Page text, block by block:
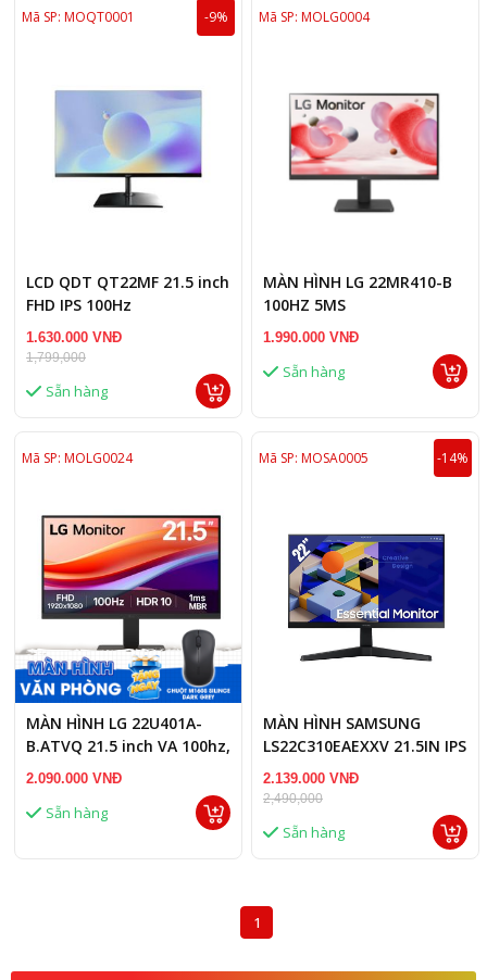
Mã SP: MOQT0001 -9%
LCD QDT QT22MF 21.5 inch
FHD IPS 100Hz
1.630.000 VNĐ
1,799,000
Sẵn hàng
Mã SP: MOLG0004
MÀN HÌNH LG 22MR410-B
100HZ 5MS
1.990.000 VNĐ
Sẵn hàng
Mã SP: MOLG0024
MÀN HÌNH LG 22U401A-
B.ATVQ 21.5 inch VA 100hz,
FHD
2.090.000 VNĐ
Sẵn hàng
Mã SP: MOSA0005 -14%
MÀN HÌNH SAMSUNG
LS22C310EAEXXV 21.5IN IPS
FHD 75HZ 5MS
2.139.000 VNĐ
2,490,000
Sẵn hàng
1